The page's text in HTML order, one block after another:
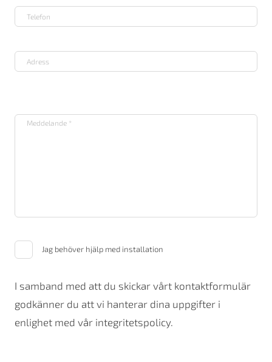
Jag behöver hjälp med installation
I samband med att du skickar vårt kontaktformulär
godkänner du att vi hanterar dina uppgifter i
enlighet med vår integritetspolicy.